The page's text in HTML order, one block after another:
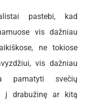
pastebi, kad
vis dažniau
ne tokiose
vis dažniau
pamatyti svečių
į drabužinę ar kitą